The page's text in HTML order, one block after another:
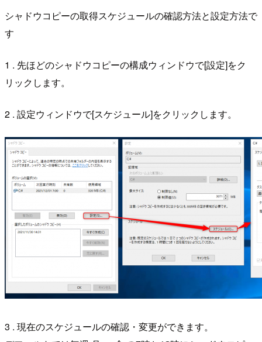
シャドウコピーの取得スケジュールの確認方法と設定方法で
す
1 . 先ほどのシャドウコピーの構成ウィンドウで[設定]をク
リックします。
2 . 設定ウィンドウで[スケジュール]をクリックします。
3 . 現在のスケジュールの確認・変更ができます。